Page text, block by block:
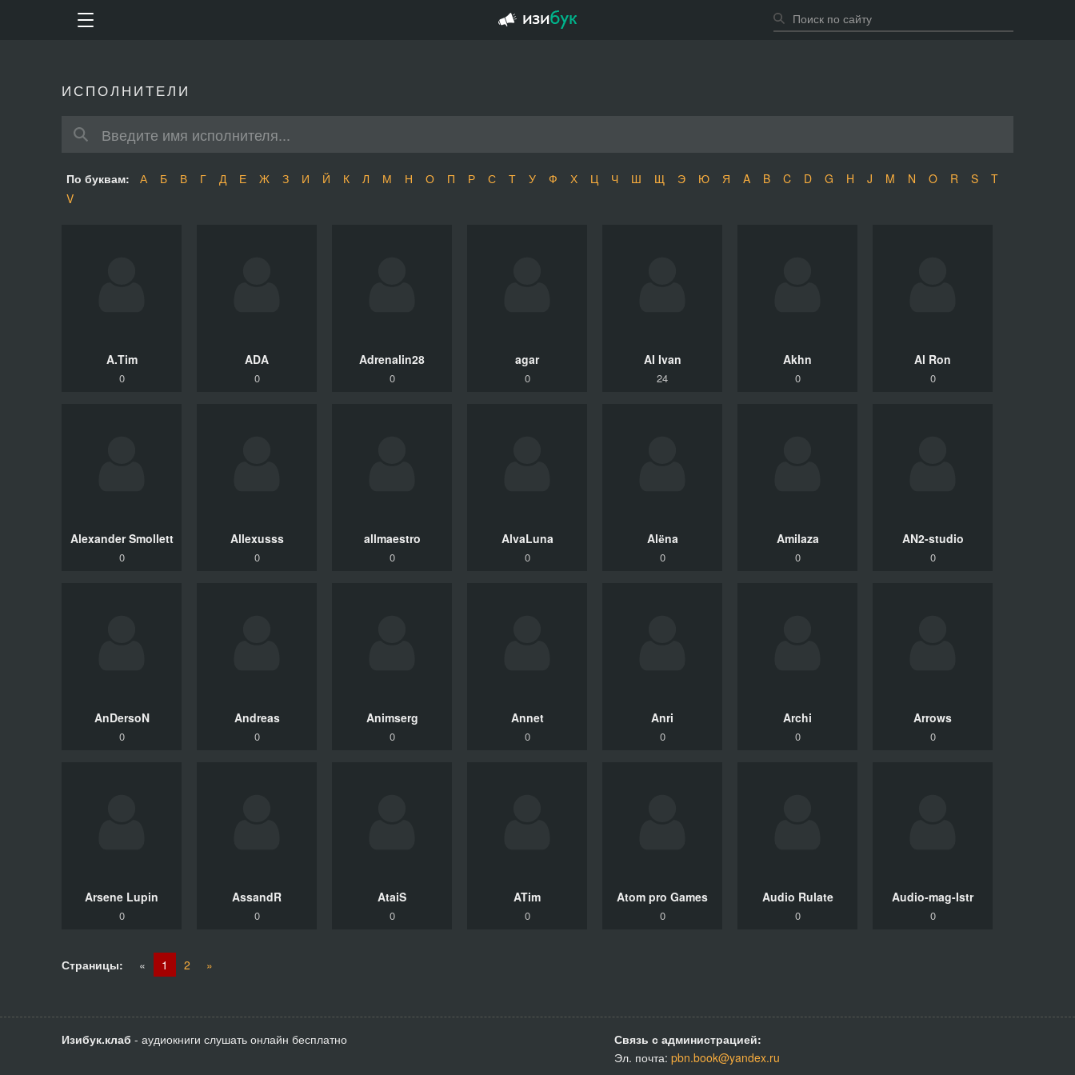
ИСПОЛНИТЕЛИ
По буквам: А Б В Г Д Е Ж З И Й К Л М Н О П Р С Т У Ф Х Ц Ч Ш Щ Э Ю Я A B C D G H J M N O R S
T
V
A.Tim
0
ADA
0
Adrenalin28
0
agar
0
AI Ivan
24
Akhn
0
Al Ron
0
Alexander Smollett
0
Allexusss
0
allmaestro
0
AlvaLuna
0
Alёna
0
Amilaza
0
AN2-studio
0
AnDersoN
0
Andreas
0
Animserg
0
Annet
0
Anri
0
Archi
0
Arrows
0
Arsene Lupin
0
AssandR
0
AtaiS
0
ATim
0
Atom pro Games
0
Audio Rulate
0
Audio-mag-Istr
0
Страницы: « 1 2 »
Изибук.клаб - аудиокниги слушать онлайн бесплатно
Связь с администрацией:
Эл. почта: pbn.book@yandex.ru